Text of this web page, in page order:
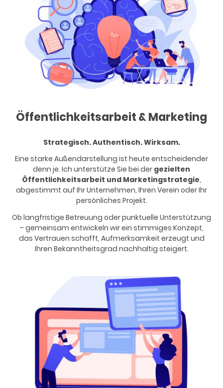
Öffentlichkeitsarbeit & Marketing
Strategisch. Authentisch. Wirksam.
Eine starke Außendarstellung ist heute entscheidender
denn je. Ich unterstütze Sie bei der gezielten
Öffentlichkeitsarbeit und Marketingstrategie,
abgestimmt auf Ihr Unternehmen, Ihren Verein oder Ihr
persönliches Projekt.
Ob langfristige Betreuung oder punktuelle Unterstützung
– gemeinsam entwickeln wir ein stimmiges Konzept,
das Vertrauen schafft, Aufmerksamkeit erzeugt und
Ihren Bekanntheitsgrad nachhaltig steigert.